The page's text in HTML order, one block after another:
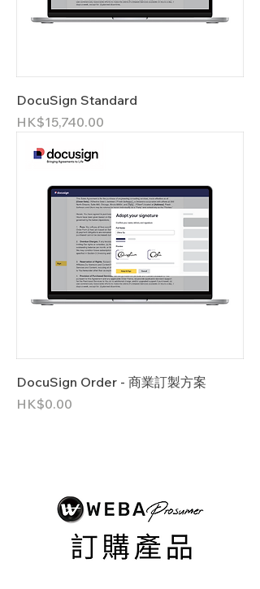
DocuSign Standard
價格
HK$15,740.00
DocuSign Order - 商業訂製方案
價格
HK$0.00